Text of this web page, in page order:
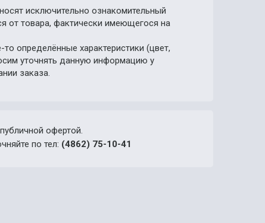
исключительно ознакомительный
от товара, фактически имеющегося на
определённые характеристики (цвет,
уточнять данную информацию у
заказа.
офертой.
по тел: (4862) 75-10-41